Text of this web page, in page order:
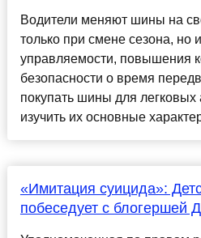
Водители меняют шины на
только при смене сезона, но
управляемости, повышения
безопасности о время
покупать шины для
изучить их основные
«Имитация суицида»:
побеседует с блогершей